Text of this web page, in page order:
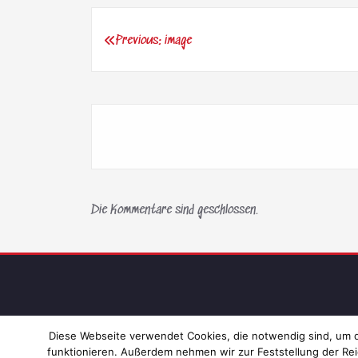
Beitragsnavigation
Previous: image
Die Kommentare sind geschlossen.
Diese Webseite verwendet Cookies, die notwendig sind,
funktionieren. Außerdem nehmen wir zur Feststellung der